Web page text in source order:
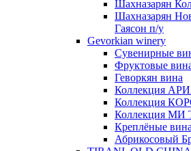
Шахназарян
Шахназарян
Гаясон п/у
Gevorkian winery
Сувенирные
Фруктовые
Геворкян вина
Коллекция
Коллекция
Коллекция МИ
Креплёные вина
Абрикосовый